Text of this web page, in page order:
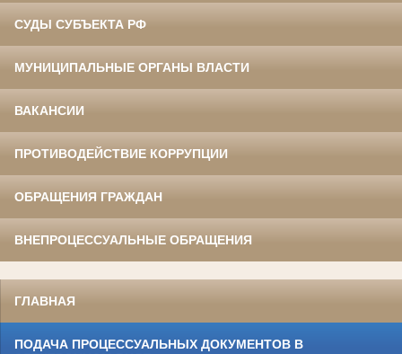
СУДЫ СУБЪЕКТА РФ
МУНИЦИПАЛЬНЫЕ ОРГАНЫ ВЛАСТИ
ВАКАНСИИ
ПРОТИВОДЕЙСТВИЕ КОРРУПЦИИ
ОБРАЩЕНИЯ ГРАЖДАН
ВНЕПРОЦЕССУАЛЬНЫЕ ОБРАЩЕНИЯ
ГЛАВНАЯ
ПОДАЧА ПРОЦЕССУАЛЬНЫХ ДОКУМЕНТОВ В